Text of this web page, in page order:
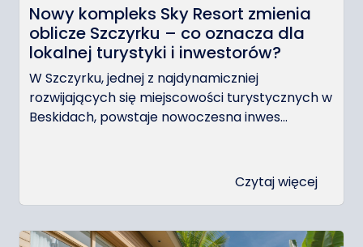
Nowy kompleks Sky Resort zmienia
oblicze Szczyrku – co oznacza dla
lokalnej turystyki i inwestorów?
W Szczyrku, jednej z najdynamiczniej
rozwijających się miejscowości turystycznych w
Beskidach, powstaje nowoczesna inwes...
Czytaj więcej